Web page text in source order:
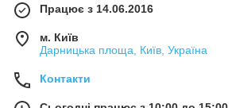
Працює з 14.06.2016
м. Київ
Дарницька площа, Київ, Україна
Контакти